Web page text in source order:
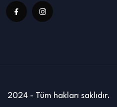
2024 - Tüm hakları saklıdır.